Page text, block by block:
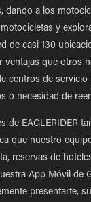
dando a los
y
de casi 130
ventajas que otros
centros de
o necesidad de
de EAGLERIDER
que nuestro
reservas de
App Móvil de
presentarte,